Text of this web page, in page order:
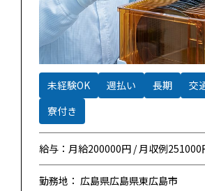
未経験OK 週払い 長期
交
寮付き
給与：月給200000円 / 月収例251000
勤務地： 広島県広島県東広島市